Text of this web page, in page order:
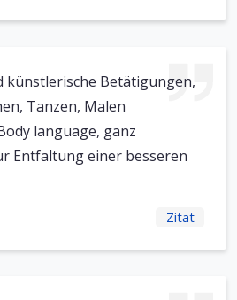
künstlerische Betätigungen,
Tanzen, Malen
language, ganz
Entfaltung einer besseren
Zitat